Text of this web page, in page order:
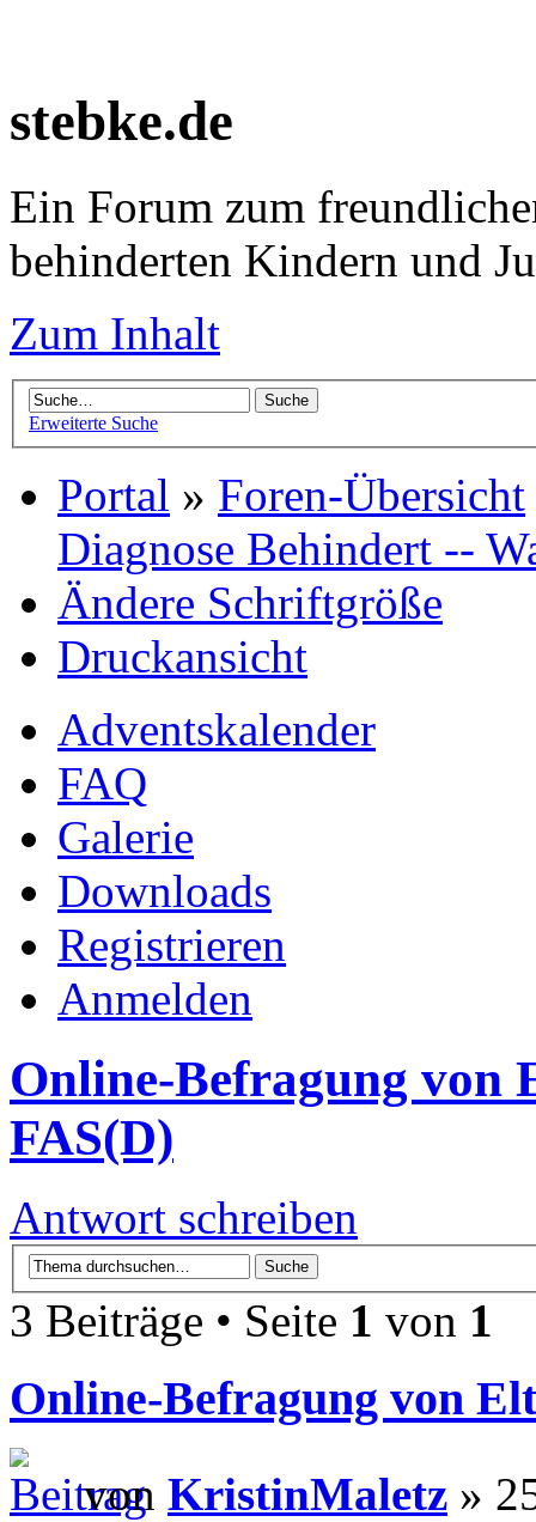
stebke.de
Ein Forum zum
behinderten Kindern und
Zum Inhalt
Erweiterte Suche
Portal » Foren-Übersicht
Diagnose Behindert --
Ändere Schriftgröße
Druckansicht
Adventskalender
FAQ
Galerie
Downloads
Registrieren
Anmelden
Online-Befragung von
FAS(D)
Antwort schreiben
3 Beiträge • Seite 1 von 1
Online-Befragung von
von KristinMaletz »